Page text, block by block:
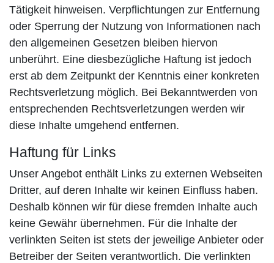
Tätigkeit hinweisen. Verpflichtungen zur Entfernung
oder Sperrung der Nutzung von Informationen nach
den allgemeinen Gesetzen bleiben hiervon
unberührt. Eine diesbezügliche Haftung ist jedoch
erst ab dem Zeitpunkt der Kenntnis einer konkreten
Rechtsverletzung möglich. Bei Bekanntwerden von
entsprechenden Rechtsverletzungen werden wir
diese Inhalte umgehend entfernen.
Haftung für Links
Unser Angebot enthält Links zu externen Webseiten
Dritter, auf deren Inhalte wir keinen Einfluss haben.
Deshalb können wir für diese fremden Inhalte auch
keine Gewähr übernehmen. Für die Inhalte der
verlinkten Seiten ist stets der jeweilige Anbieter oder
Betreiber der Seiten verantwortlich. Die verlinkten